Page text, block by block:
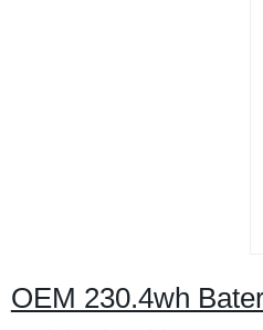
OEM 230.4wh